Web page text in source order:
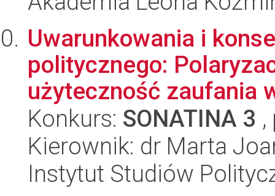
Uwarunkowania i
politycznego:
użyteczność zaufania
Konkurs: SONATINA 3
Kierownik: dr Marta
Instytut Studiów